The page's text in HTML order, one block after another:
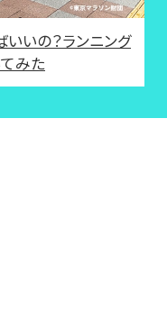
いの？ランニング
みた